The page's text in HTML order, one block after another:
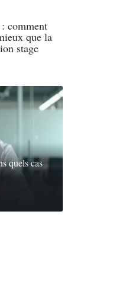
comment
que la
stage
quels cas